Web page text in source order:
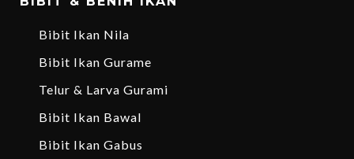
Bibit Ikan Nila
Bibit Ikan Gurame
Telur & Larva Gurami
Bibit Ikan Bawal
Bibit Ikan Gabus